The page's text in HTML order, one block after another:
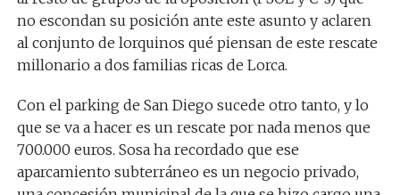
no escondan su posición ante este asunto y aclaren
al conjunto de lorquinos qué piensan de este rescate
millonario a dos familias ricas de Lorca.
Con el parking de San Diego sucede otro tanto, y lo
que se va a hacer es un rescate por nada menos que
700.000 euros. Sosa ha recordado que ese
aparcamiento subterráneo es un negocio privado,